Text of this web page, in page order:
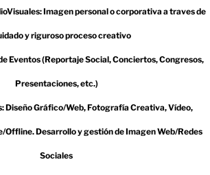
Imagen personal o corporativa a traves de
y riguroso proceso creativo
Eventos (Reportaje Social, Conciertos, Congresos,
Presentaciones, etc.)
Diseño Gráfico/Web, Fotografía Creativa, Vídeo,
Offline. Desarrollo y gestión de Imagen Web/Redes
Sociales